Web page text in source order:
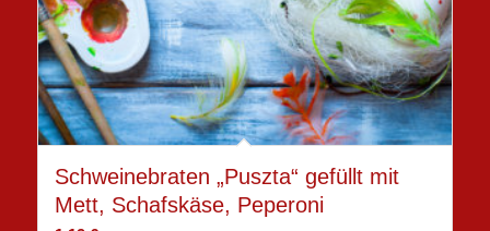
Schweinebraten „Puszta“ gefüllt mit
Mett, Schafskäse, Peperoni